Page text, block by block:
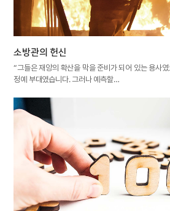
소방관의 헌신
“그들은 재앙의 확산을 막을 준비가 되어 있는 용사
정예 부대였습니다. 그러나 예측할…